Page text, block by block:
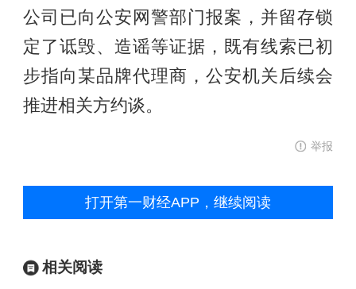
公司已向公安网警部门报案，并留存锁
定了诋毁、造谣等证据，既有线索已初
步指向某品牌代理商，公安机关后续会
推进相关方约谈。
举报
打开第一财经APP，继续阅读
相关阅读